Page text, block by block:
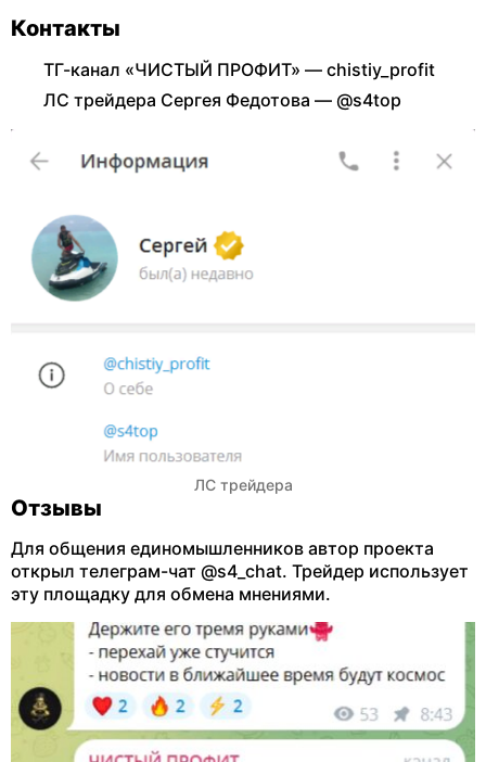
Контакты
ТГ-канал «ЧИСТЫЙ ПРОФИТ» — chistiy_profit
ЛС трейдера Сергея Федотова — @s4top
ЛС трейдера
Отзывы
Для общения единомышленников автор проекта
открыл телеграм-чат @s4_chat. Трейдер использует
эту площадку для обмена мнениями.